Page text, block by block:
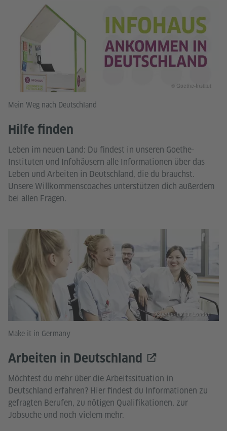
Mein Weg nach Deutschland
Hilfe finden
Leben im neuen Land: Du findest in unseren Goethe-
Instituten und Infohäusern alle Informationen über das
Leben und Arbeiten in Deutschland, die du brauchst.
Unsere Willkommenscoaches unterstützen dich außerdem
bei allen Fragen.
© Goethe-Institut
Make it in Germany
Arbeiten in Deutschland
Möchtest du mehr über die Arbeitssituation in
Deutschland erfahren? Hier findest du Informationen zu
gefragten Berufen, zu nötigen Qualifikationen, zur
Jobsuche und noch vielem mehr.
© Goethe-Institut London